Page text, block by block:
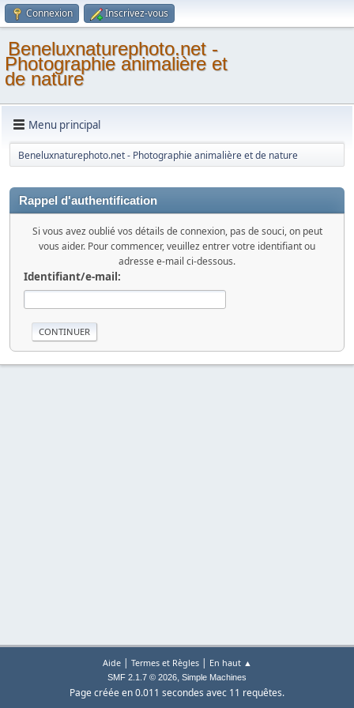
Connexion Inscrivez-vous
Beneluxnaturephoto.net -
Photographie animalière et
de nature
Menu principal
Beneluxnaturephoto.net - Photographie animalière et de nature
Rappel d'authentification
Si vous avez oublié vos détails de connexion, pas de souci, on peut
vous aider. Pour commencer, veuillez entrer votre identifiant ou
adresse e-mail ci-dessous.
Identifiant/e-mail:
Aide| Termes et Règles| En haut ▲
SMF 2.1.7 © 2026, Simple Machines
Page créée en 0.011 secondes avec 11 requêtes.